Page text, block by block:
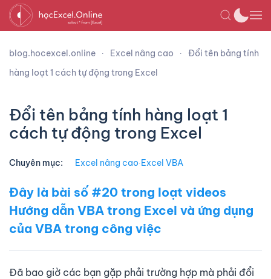
blog.hocexcel.online Excel nâng cao
Đổi tên bảng tính
hàng loạt 1 cách tự động trong Excel
Đổi tên bảng tính hàng loạt 1
cách tự động trong Excel
Chuyên mục: Excel nâng cao∙Excel VBA
Đây là bài số #20 trong loạt videos
Hướng dẫn VBA trong Excel và ứng dụng
của VBA trong công việc
Đã bao giờ các bạn gặp phải trường hợp mà phải đổi